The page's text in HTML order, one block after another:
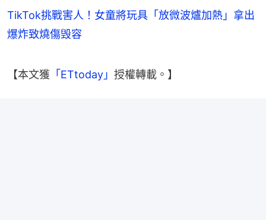
TikTok挑戰害人！女童將玩具「放微波爐加熱」拿出
爆炸致燒傷毁容
【本文獲 「ETtoday」 授權轉載。】